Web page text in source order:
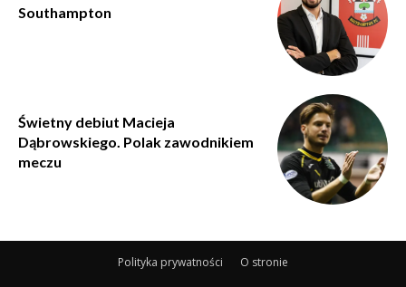
Southampton
Świetny debiut Macieja
Dąbrowskiego. Polak zawodnikiem
meczu
Polityka prywatności O stronie